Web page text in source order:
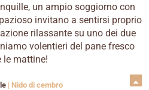
un ampio soggiorno con
invitano a sentirsi proprio
rilassante su uno dei due
volentieri del pane fresco
le mattine!
| Nido di cembro